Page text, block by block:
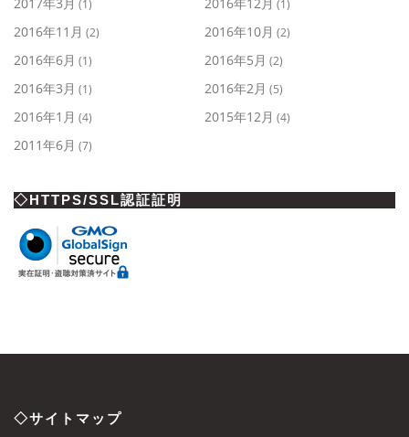
2017年3月 (1) 2016年12月 (1)
2016年11月 (2) 2016年10月 (2)
2016年6月 (1) 2016年5月 (2)
2016年3月 (1) 2016年2月 (5)
2016年1月 (4) 2015年12月 (4)
2011年6月 (7)
◇HTTPS/SSL認証証明
◇サイトマップ